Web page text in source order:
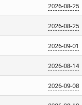
2026-08-25
2026-08-25
2026-09-01
2026-08-14
2026-09-08